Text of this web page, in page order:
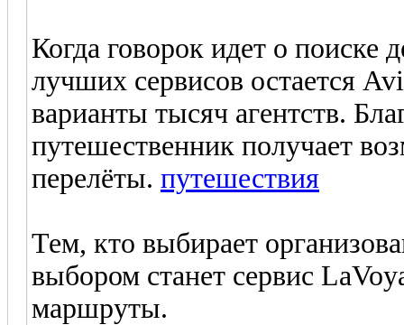
Когда говорок идет о поиске
лучших сервисов остается
варианты тысяч агентств.
путешественник получает
перелёты. путешествия
Тем, кто выбирает
выбором станет сервис
маршруты.